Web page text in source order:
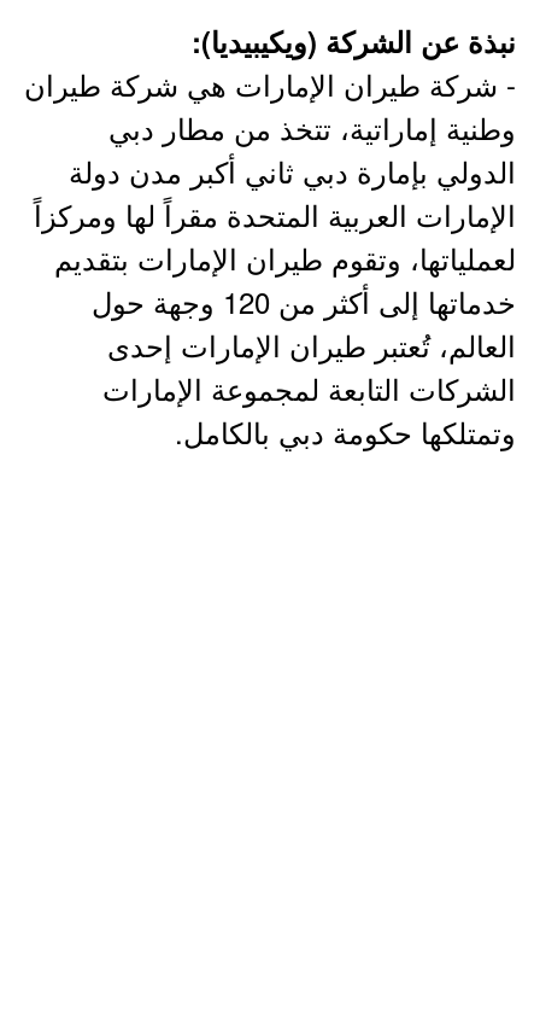
نبذة عن الشركة (ويكيبيديا):
- شركة طيران الإمارات هي شركة طيران
وطنية إماراتية، تتخذ من مطار دبي
الدولي بإمارة دبي ثاني أكبر مدن دولة
الإمارات العربية المتحدة مقراً لها ومركزاً
لعملياتها، وتقوم طيران الإمارات بتقديم
خدماتها إلى أكثر من 120 وجهة حول
العالم، تُعتبر طيران الإمارات إحدى
الشركات التابعة لمجموعة الإمارات
وتمتلكها حكومة دبي بالكامل.